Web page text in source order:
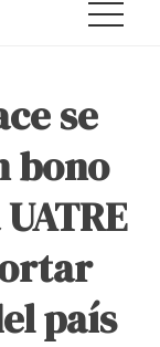
se
bono
país